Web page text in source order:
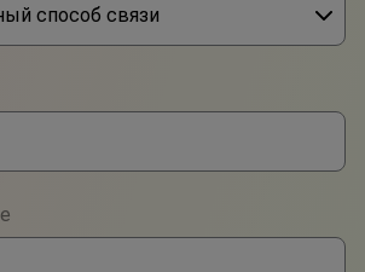
способ связи